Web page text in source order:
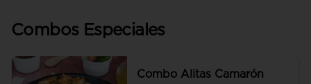
Combos Especiales
Combo Alitas Camarón